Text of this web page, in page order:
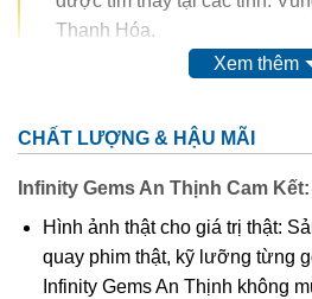
Thanh Hóa.
Trong thế kỷ 20, màu của ametit
hoàn toàn thậm chí mất màu khi
được cho là có mặt trong
được tìm thấy trong khoáng vật
Các công trình gần đây cho thấy
Xem thêm
CHẤT LƯỢNG & HẬU MÃI
Infinity Gems An Thịnh Cam Kết:
Hình ảnh thật cho giá trị thật:
quay phim thật, kỹ lưỡng từng
Infinity Gems An Thịnh không